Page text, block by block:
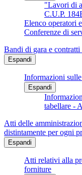
"Lavori di
C.U.P.
Elenco operatori
Conferenze di
Bandi di gara e
Espandi
Informazioni
Espandi
tabellare -
Atti delle
distintamente per ogni
Espandi
Atti relativi alla
forniture